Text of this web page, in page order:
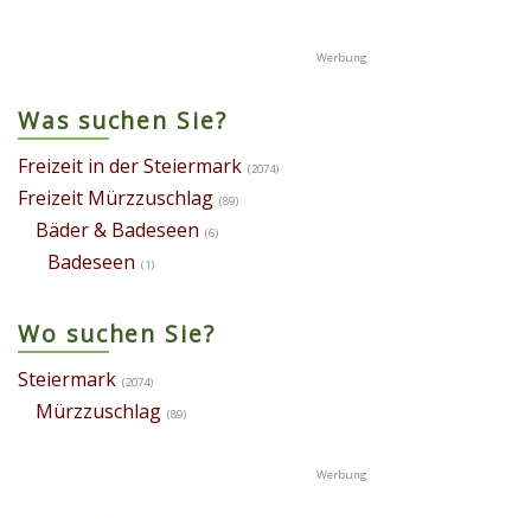
Was suchen Sie?
Freizeit in der Steiermark (2074)
Freizeit Mürzzuschlag (89)
Bäder & Badeseen (6)
Badeseen (1)
Wo suchen Sie?
Steiermark (2074)
Mürzzuschlag (89)